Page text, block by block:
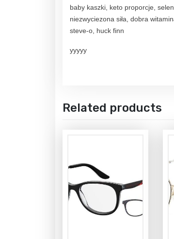
baby kaszki, keto proporcje,
niezwyciezona siła, dobra
steve-o, huck finn
yyyyy
Related products